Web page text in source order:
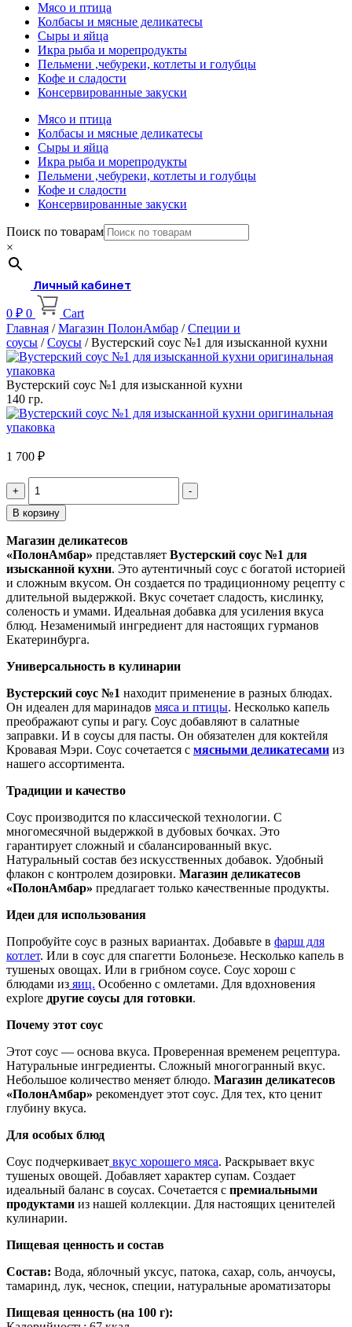
Мясо и птица
Колбасы и мясные деликатесы
Сыры и яйца
Икра рыба и морепродукты
Пельмени ,чебуреки, котлеты и голубцы
Кофе и сладости
Консервированные закуски
Мясо и птица
Колбасы и мясные деликатесы
Сыры и яйца
Икра рыба и морепродукты
Пельмени ,чебуреки, котлеты и голубцы
Кофе и сладости
Консервированные закуски
Поиск по товарам
×
Личный кабинет
0 ₽ 0
Cart
Главная /Магазин ПолонАмбар /Специи и
соусы /Соусы / Вустерский соус №1 для изысканной кухни
Вустерский соус №1 для изысканной кухни
140 гр.
1 700 ₽
Quantity
В корзину
Магазин деликатесов
«ПолонАмбар» представляет Вустерский соус №1 для
изысканной кухни. Это аутентичный соус с богатой историей
и сложным вкусом. Он создается по традиционному рецепту с
длительной выдержкой. Вкус сочетает сладость, кислинку,
соленость и умами. Идеальная добавка для усиления вкуса
блюд. Незаменимый ингредиент для настоящих гурманов
Екатеринбурга.
Универсальность в кулинарии
Вустерский соус №1 находит применение в разных блюдах.
Он идеален для маринадов мяса и птицы. Несколько капель
преображают супы и рагу. Соус добавляют в салатные
заправки. И в соусы для пасты. Он обязателен для коктейля
Кровавая Мэри. Соус сочетается с мясными деликатесами из
нашего ассортимента.
Традиции и качество
Соус производится по классической технологии. С
многомесячной выдержкой в дубовых бочках. Это
гарантирует сложный и сбалансированный вкус.
Натуральный состав без искусственных добавок. Удобный
флакон с контролем дозировки. Магазин деликатесов
«ПолонАмбар» предлагает только качественные продукты.
Идеи для использования
Попробуйте соус в разных вариантах. Добавьте в фарш для
котлет. Или в соус для спагетти Болоньезе. Несколько капель в
тушеных овощах. Или в грибном соусе. Соус хорош с
блюдами из яиц. Особенно с омлетами. Для вдохновения
explore другие соусы для готовки.
Почему этот соус
Этот соус — основа вкуса. Проверенная временем рецептура.
Натуральные ингредиенты. Сложный многогранный вкус.
Небольшое количество меняет блюдо. Магазин деликатесов
«ПолонАмбар» рекомендует этот соус. Для тех, кто ценит
глубину вкуса.
Для особых блюд
Соус подчеркивает вкус хорошего мяса. Раскрывает вкус
тушеных овощей. Добавляет характер супам. Создает
идеальный баланс в соусах. Сочетается с премиальными
продуктами из нашей коллекции. Для настоящих ценителей
кулинарии.
Пищевая ценность и состав
Состав: Вода, яблочный уксус, патока, сахар, соль, анчоусы,
тамаринд, лук, чеснок, специи, натуральные ароматизаторы
Пищевая ценность (на 100 г):